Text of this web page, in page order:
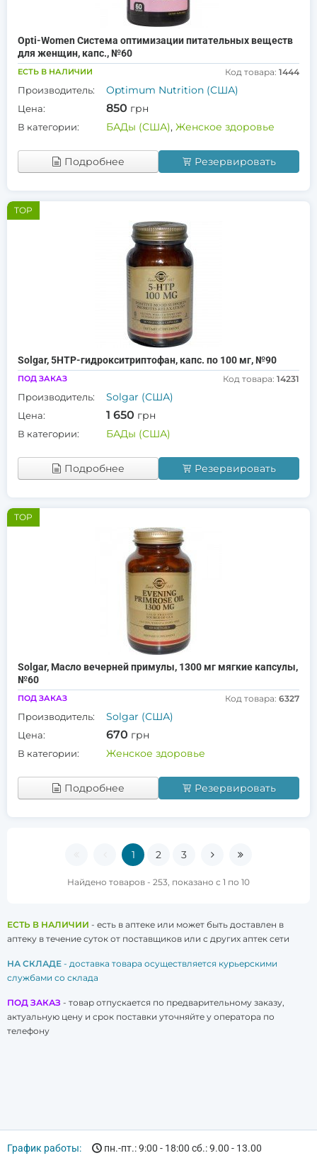
Opti-Women Система оптимизации питательных веществ
для женщин, капс., №60
ЕСТЬ В НАЛИЧИИ Код товара: 1444
Производитель: Optimum Nutrition (США)
Цена: 850 грн
В категории: БАДы (США), Женское здоровье
Подробнее Резервировать
TOP
Solgar, 5HTP-гидрокситриптофан, капс. по 100 мг, №90
ПОД ЗАКАЗ Код товара: 14231
Производитель: Solgar (США)
Цена: 1 650 грн
В категории: БАДы (США)
Подробнее Резервировать
TOP
Solgar, Масло вечерней примулы, 1300 мг мягкие капсулы,
№60
ПОД ЗАКАЗ Код товара: 6327
Производитель: Solgar (США)
Цена: 670 грн
В категории: Женское здоровье
Подробнее Резервировать
1 2 3
Найдено товаров - 253, показано с 1 по 10
ЕСТЬ В НАЛИЧИИ - есть в аптеке или может быть доставлен в
аптеку в течение суток от поставщиков или с других аптек сети
НА СКЛАДЕ - доставка товара осуществляется курьерскими
службами со склада
ПОД ЗАКАЗ - товар отпускается по предварительному заказу,
актуальную цену и срок поставки уточняйте у оператора по
телефону
График работы: пн.-пт.: 9:00 - 18:00 сб.: 9.00 - 13.00